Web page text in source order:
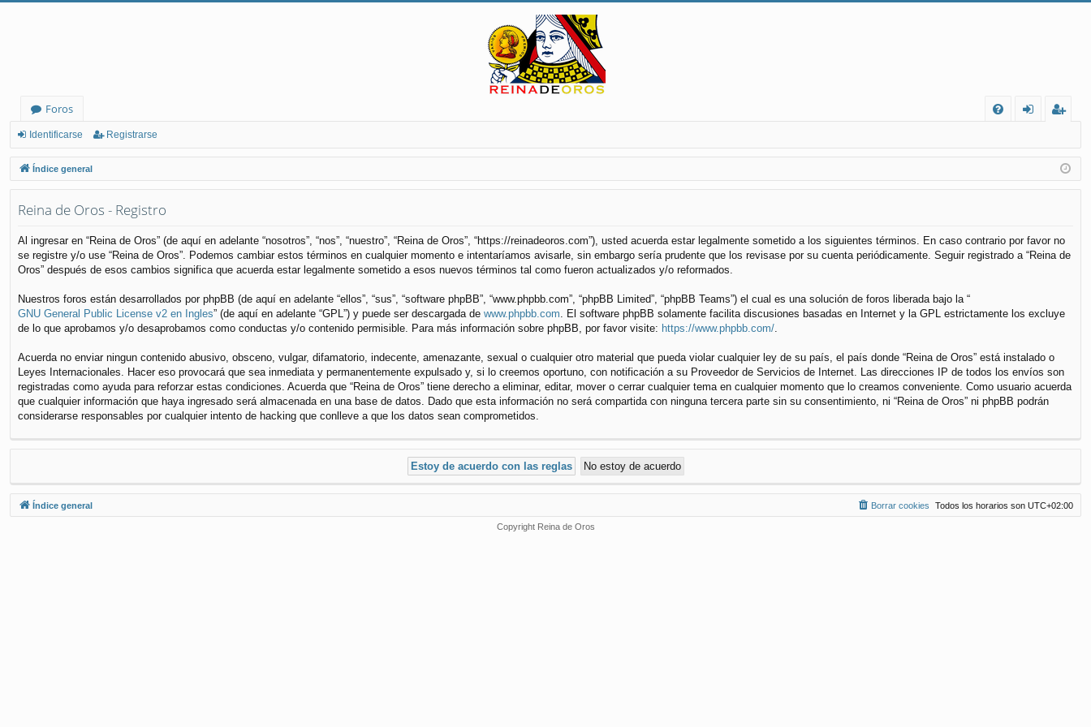
Foros
Q
nt
ifi
rs
e
ist
ra
Identificarse Registrarse
Índice general
Reina de Oros - Registro
Al ingresar en “Reina de Oros” (de aquí en adelante “nosotros”, “nos”, “nuestro”, “Reina de Oros”, “https://reinadeoros.com”), usted acuerda estar legalmente sometido a los siguientes términos. En caso contrario por favor no
se registre y/o use “Reina de Oros”. Podemos cambiar estos términos en cualquier momento e intentaríamos avisarle, sin embargo sería prudente que los revisase por su cuenta periódicamente. Seguir registrado a “Reina de
Oros” después de esos cambios significa que acuerda estar legalmente sometido a esos nuevos términos tal como fueron actualizados y/o reformados.
Nuestros foros están desarrollados por phpBB (de aquí en adelante “ellos”, “sus”, “software phpBB”, “www.phpbb.com”, “phpBB Limited”, “phpBB Teams”) el cual es una solución de foros liberada bajo la “
GNU General Public License v2 en Ingles” (de aquí en adelante “GPL”) y puede ser descargada de www.phpbb.com . El software phpBB solamente facilita discusiones basadas en Internet y la GPL estrictamente los excluye
de lo que aprobamos y/o desaprobamos como conductas y/o contenido permisible. Para más información sobre phpBB, por favor visite: https://www.phpbb.com/
Acuerda no enviar ningun contenido abusivo, obsceno, vulgar, difamatorio, indecente, amenazante, sexual o cualquier otro material que pueda violar cualquier ley de su país, el país donde “Reina de Oros” está instalado o
Leyes Internacionales. Hacer eso provocará que sea inmediata y permanentemente expulsado y, si lo creemos oportuno, con notificación a su Proveedor de Servicios de Internet. Las direcciones IP de todos los envíos son
registradas como ayuda para reforzar estas condiciones. Acuerda que “Reina de Oros” tiene derecho a eliminar, editar, mover o cerrar cualquier tema en cualquier momento que lo creamos conveniente. Como usuario acuerda
que cualquier información que haya ingresado será almacenada en una base de datos. Dado que esta información no será compartida con ninguna tercera parte sin su consentimiento, ni “Reina de Oros” ni phpBB podrán
considerarse responsables por cualquier intento de hacking que conlleve a que los datos sean comprometidos.
Índice general Todos los horarios son UTC+02:00
Borrar cookies
Copyright Reina de Oros